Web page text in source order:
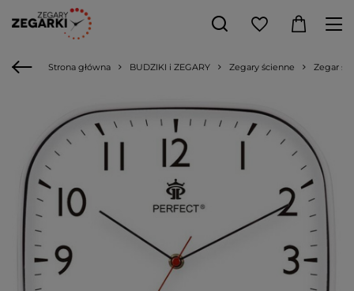
Strona główna BUDZIKI i ZEGARY Zegary ścienne Zegar